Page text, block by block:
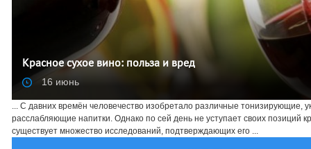
Красное сухое вино: польза и вред
16 июнь
... С давних времён человечество изобретало различные
расслабляющие напитки. Однако по сей день не уступает своих позиций
существует множество исследований, подтверждающих его ...